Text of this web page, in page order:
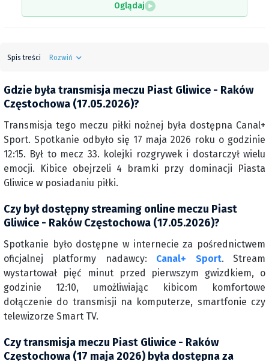
Oglądaj
Spis treści Rozwiń
Gdzie była transmisja meczu Piast Gliwice - Raków
Częstochowa (17.05.2026)?
Transmisja tego meczu piłki nożnej była dostępna Canal+
Sport. Spotkanie odbyło się 17 maja 2026 roku o godzinie
12:15. Był to mecz 33. kolejki rozgrywek i dostarczył wielu
emocji. Kibice obejrzeli 4 bramki przy dominacji Piasta
Gliwice w posiadaniu piłki.
Czy był dostępny streaming online meczu Piast
Gliwice - Raków Częstochowa (17.05.2026)?
Spotkanie było dostępne w internecie za pośrednictwem
oficjalnej platformy nadawcy: Canal+ Sport. Stream
wystartował pięć minut przed pierwszym gwizdkiem, o
godzinie 12:10, umożliwiając kibicom komfortowe
dołączenie do transmisji na komputerze, smartfonie czy
telewizorze Smart TV.
Czy transmisja meczu Piast Gliwice - Raków
Częstochowa (17 maja 2026) była dostępna za